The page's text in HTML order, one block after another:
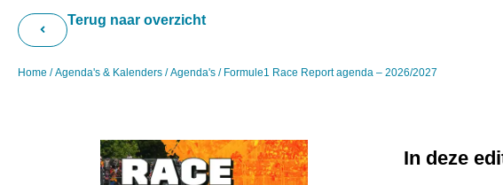
Terug naar overzicht
Home /Agenda's & Kalenders /Agenda's / Formule1 Race Report agenda – 2026/2027
In deze